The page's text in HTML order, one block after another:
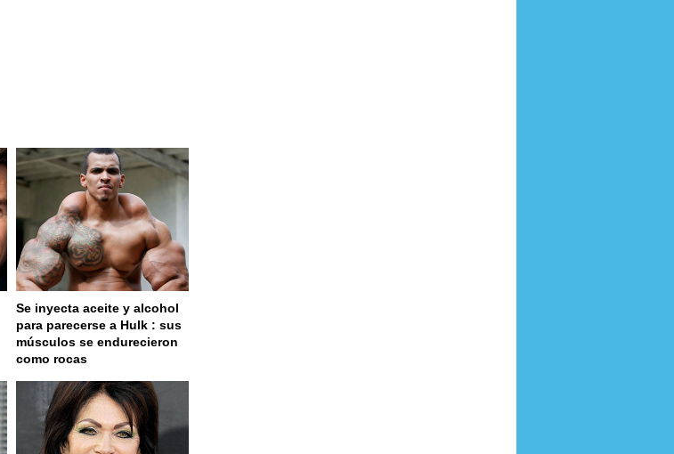
Se inyecta aceite y alcohol
para parecerse a Hulk : sus
músculos se endurecieron
como rocas